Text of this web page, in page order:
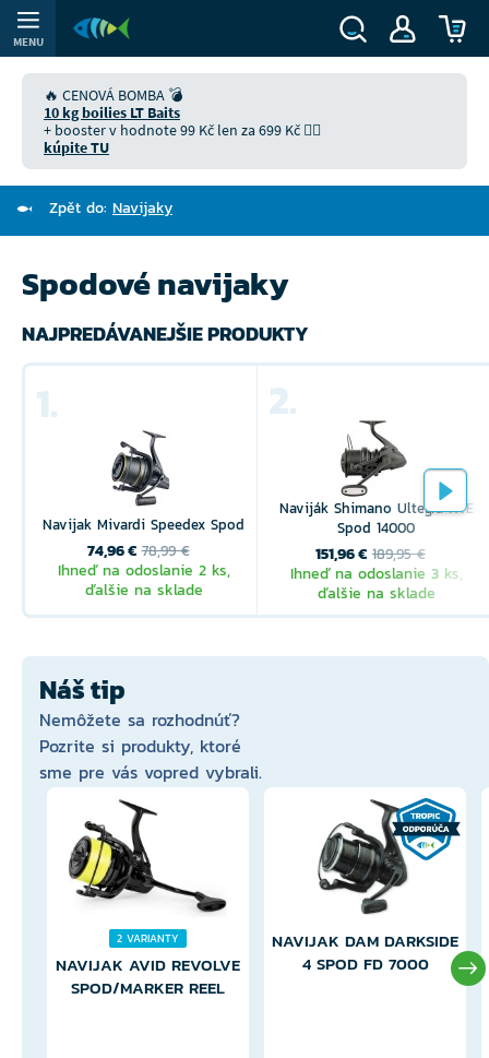
MENU
🔥 CENOVÁ BOMBA 💣
10 kg boilies LT Baits
+ booster v hodnote 99 Kč len za 699 Kč 👉🏻
kúpite TU
Zpět do: Navijaky
Spodové navijaky
NAJPREDÁVANEJŠIE PRODUKTY
1.
Navijak Mivardi Speedex Spod
74,96 € 78,99 €
Ihneď na odoslanie 2 ks,
ďalšie na sklade
2.
Naviják Shimano Ultegra XTE
Spod 14000
151,96 € 189,95 €
Ihneď na odoslanie 3 ks,
ďalšie na sklade
Náš tip
Nemôžete sa rozhodnúť?
Pozrite si produkty, ktoré
sme pre vás vopred vybrali.
2 VARIANTY
NAVIJAK AVID REVOLVE
SPOD/MARKER REEL
NAVIJAK DAM DARKSIDE
4 SPOD FD 7000